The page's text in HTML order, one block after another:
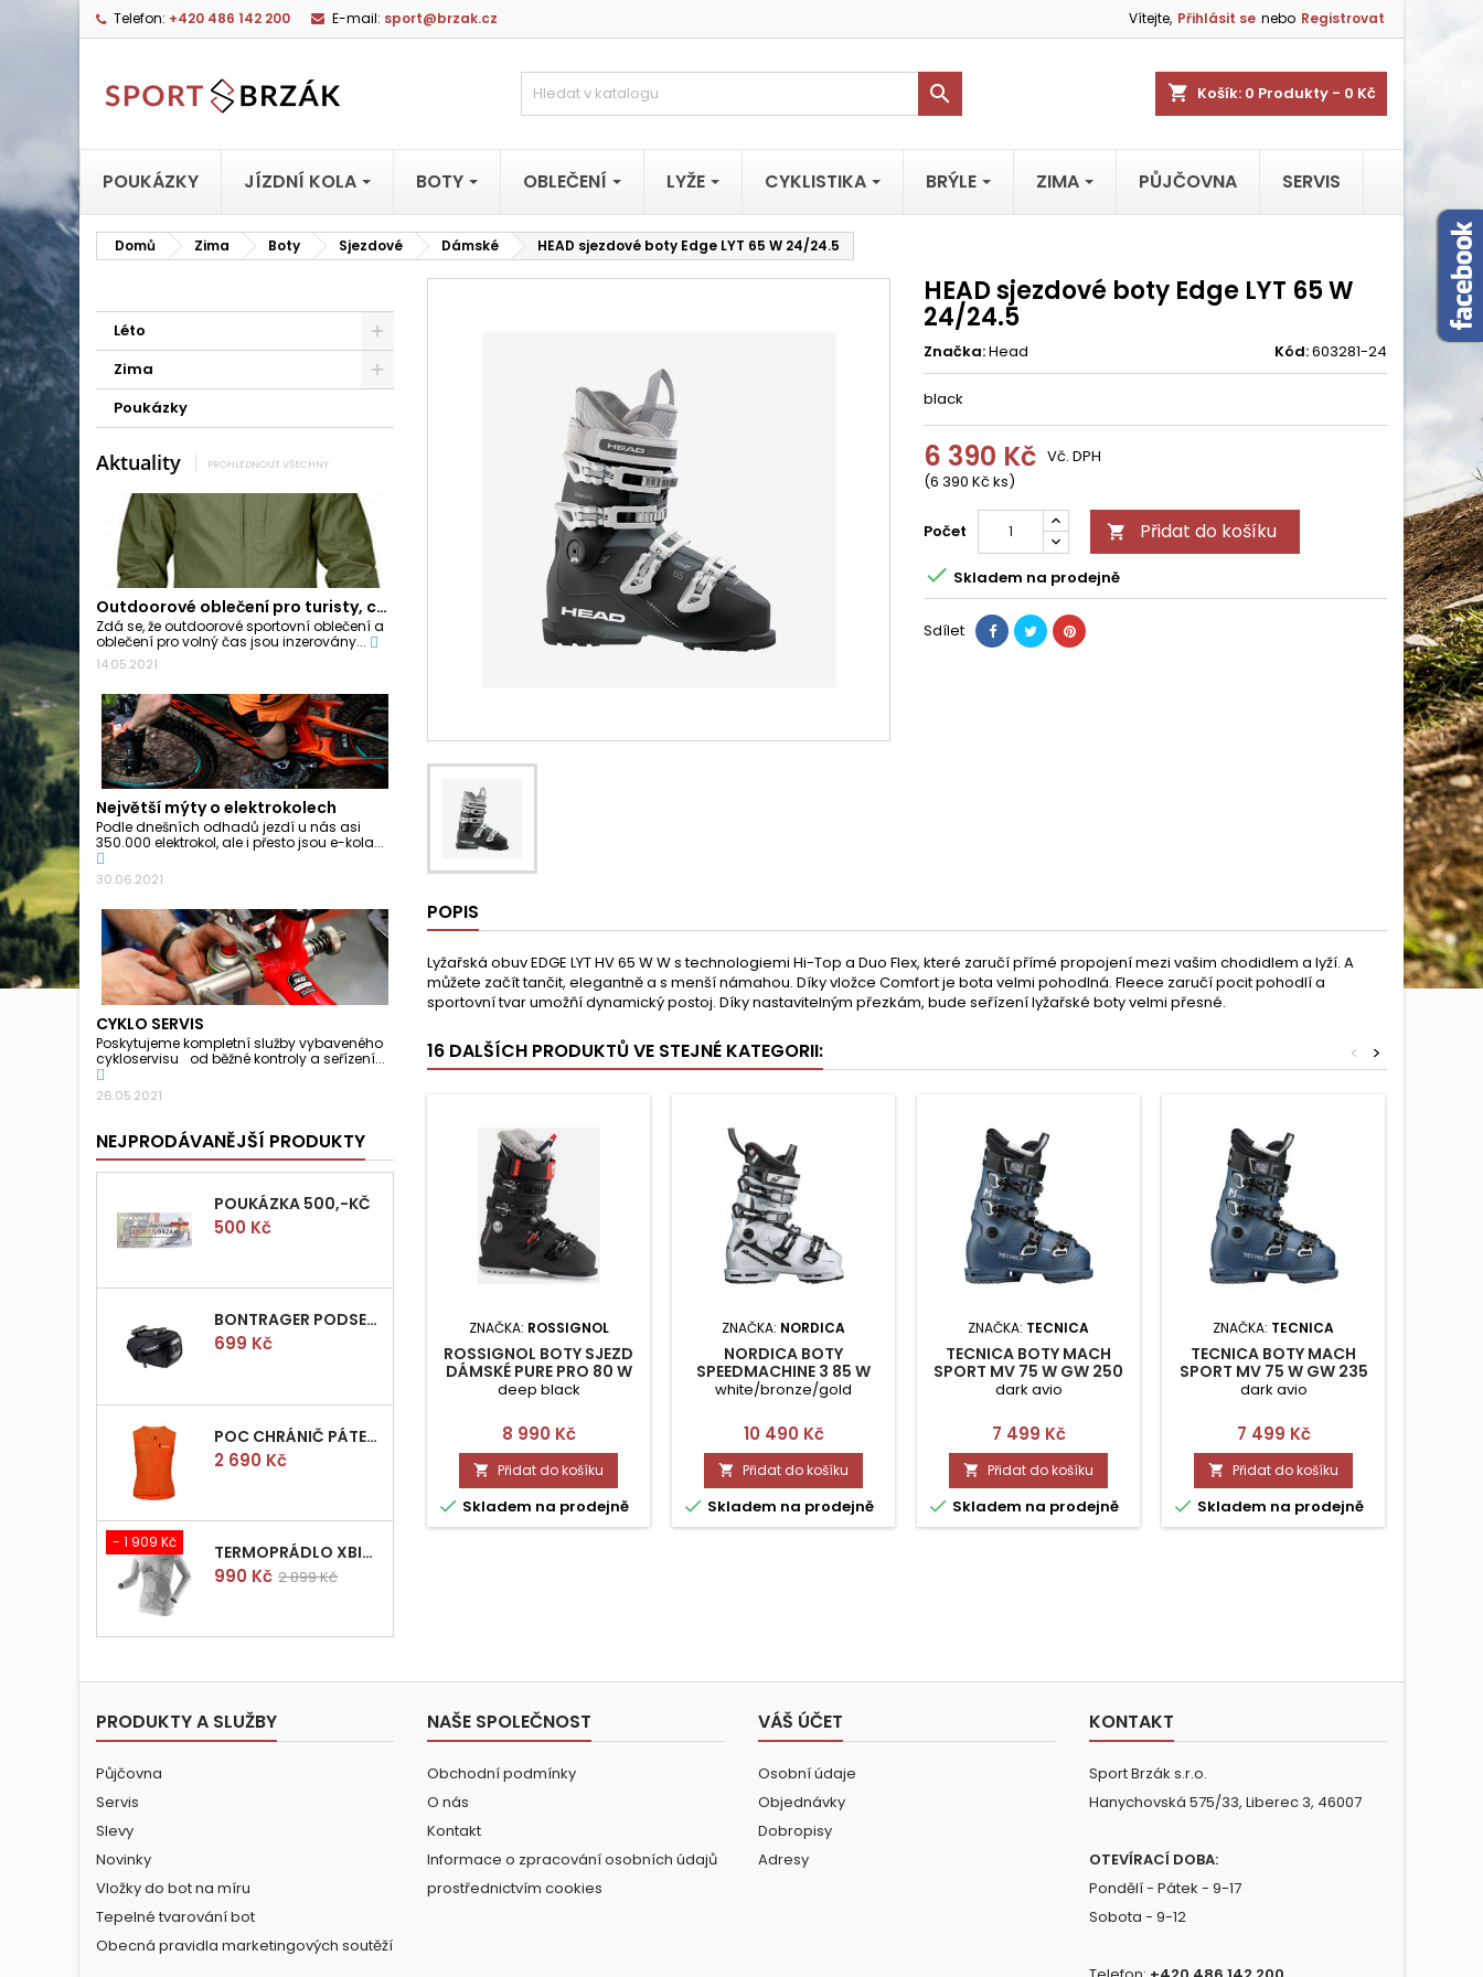
Telefon: +420 486 142 200 E-mail: sport@brzak.cz Vítejte, Přihlásit se nebo Registrovat
shopping_cart Košík: 0 Produkty - 0 Kč

POUKÁZKY JÍZDNÍ KOLA BOTY OBLEČENÍ LYŽE CYKLISTIKA BRÝLE ZIMA PŮJČOVNA SERVIS
Domů Zima Boty Sjezdové Dámské HEAD sjezdové boty Edge LYT 65 W 24/24.5
Léto
Zima
Poukázky
Aktuality PROHLÉDNOUT VŠECHNY
Outdoorové oblečení pro turisty, cyklisty a...
Zdá se, že outdoorové sportovní oblečení a
oblečení pro volný čas jsou inzerovány...
14.05.2021
Největší mýty o elektrokolech
Podle dnešních odhadů jezdí u nás asi
350.000 elektrokol, ale i přesto jsou e-kola...
30.06.2021
CYKLO SERVIS
Poskytujeme kompletní služby vybaveného
cykloservisu od běžné kontroly a seřízení...
26.05.2021
NEJPRODÁVANĚJŠÍ PRODUKTY
POUKÁZKA 500,-KČ
Cena
500 Kč
BONTRAGER PODSEDLOVÁ BRAŠNIČKA PRO QUICK S
Cena
699 Kč
POC CHRÁNIČ PÁTEŘE POCITO VPD AIR VEST VEL.M
Cena
2 690 Kč
- 1 909 Kč TERMOPRÁDLO XBIONIC RADIACTOR WOMAN SHIRT LONGS L/XL
Cena
990 Kč Běžná
2 899 Kč
HEAD sjezdové boty Edge LYT 65 W
24/24.5
Značka:Head Kód:603281-24
black
6 390 Kč
(6 390 Kč ks)
Vč. DPH
Počet  Přidat do košíku
 Skladem na prodejně
Sdílet
POPIS
Lyžařská obuv EDGE LYT HV 65 W W s technologiemi Hi-Top a Duo Flex, které zaručí přímé propojení mezi vašim chodidlem a lyží. A
můžete začít tančit, elegantně a s menší námahou. Díky vložce Comfort je bota velmi pohodlná. Fleece zaručí pocit pohodlí a
sportovní tvar umožňí dynamický postoj. Díky nastavitelným přezkám, bude seřízení lyžařské boty velmi přesné.
16 DALŠÍCH PRODUKTŮ VE STEJNÉ KATEGORII: >
<
ZNAČKA: ROSSIGNOL
ROSSIGNOL BOTY SJEZD
DÁMSKÉ PURE PRO 80 W
235
deep black
Cena
8 990 Kč
 Přidat do košíku
 Skladem na prodejně
ZNAČKA: NORDICA
NORDICA BOTY
SPEEDMACHINE 3 85 W
(GW) 255
white/bronze/gold
Cena
10 490 Kč
 Přidat do košíku
 Skladem na prodejně
ZNAČKA: TECNICA
TECNICA BOTY MACH
SPORT MV 75 W GW 250
dark avio
Cena
7 499 Kč
 Přidat do košíku
 Skladem na prodejně
ZNAČKA: TECNICA
TECNICA BOTY MACH
SPORT MV 75 W GW 235
dark avio
Cena
7 499 Kč
 Přidat do košíku
 Skladem na prodejně
PRODUKTY A SLUŽBY
Půjčovna
Servis
Slevy
Novinky
Vložky do bot na míru
Tepelné tvarování bot
Obecná pravidla marketingových soutěží
NAŠE SPOLEČNOST
Obchodní podmínky
O nás
Kontakt
Informace o zpracování osobních údajů
prostřednictvím cookies
VÁŠ ÚČET
Osobní údaje
Objednávky
Dobropisy
Adresy
KONTAKT
Sport Brzák s.r.o.
Hanychovská 575/33, Liberec 3, 46007
OTEVÍRACÍ DOBA:
Pondělí - Pátek - 9-17
Sobota - 9-12